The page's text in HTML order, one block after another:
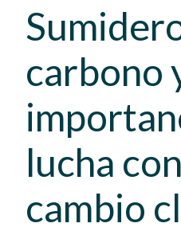
carbono
lucha
cambio